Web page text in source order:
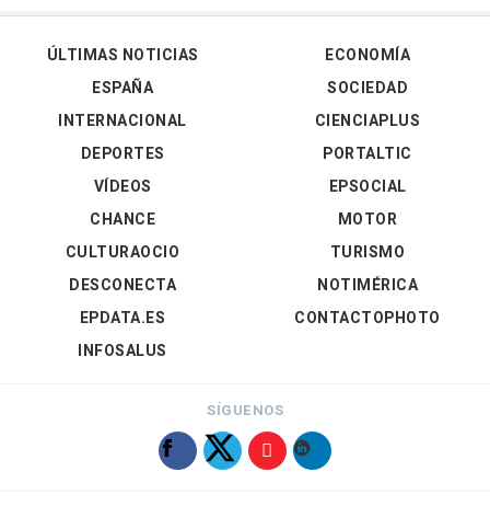
ÚLTIMAS NOTICIAS
ESPAÑA
INTERNACIONAL
DEPORTES
VÍDEOS
ECONOMÍA
SOCIEDAD
CIENCIAPLUS
PORTALTIC
EPSOCIAL
CHANCE
CULTURAOCIO
DESCONECTA
EPDATA.ES
INFOSALUS
MOTOR
TURISMO
NOTIMÉRICA
CONTACTOPHOTO
SÍGUENOS